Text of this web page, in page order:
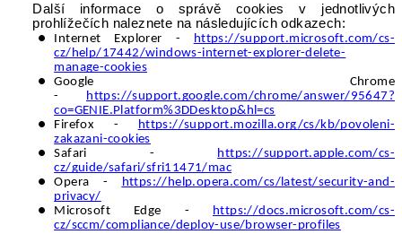
Další informace o správě cookies v jednotlivých
prohlížečích naleznete na následujících odkazech:
Internet Explorer -
https://support.microsoft.com/cs-
cz/help/17442/windows-internet-explorer-delete-
manage-cookies
Google Chrome
-
https://support.google.com/chrome/answer/95647?
co=GENIE.Platform%3DDesktop&hl=cs
Firefox -
https://support.mozilla.org/cs/kb/povoleni-
zakazani-cookies
Safari -
https://support.apple.com/cs-
cz/guide/safari/sfri11471/mac
Opera -
https://help.opera.com/cs/latest/security-and-
privacy/
Microsoft Edge -
https://docs.microsoft.com/cs-
cz/sccm/compliance/deploy-use/browser-profiles